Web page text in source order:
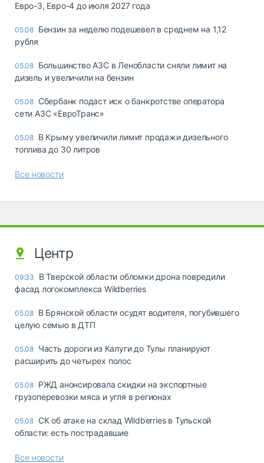
Евро-3, Евро-4 до июля 2027 года
05.08 Бензин за неделю подешевел в среднем на 1,12
рубля
05.08 Большинство АЗС в Ленобласти сняли лимит на
дизель и увеличили на бензин
05.08 Сбербанк подаст иск о банкротстве оператора
сети АЗС «ЕвроТранс»
05.08 В Крыму увеличили лимит продажи дизельного
топлива до 30 литров
Все новости
Центр
09:33
В Тверской области обломки дрона повредили
фасад логокомплекса Wildberries
05.08 В Брянской области осудят водителя, погубившего
целую семью в ДТП
05.08 Часть дороги из Калуги до Тулы планируют
расширить до четырех полос
05.08 РЖД анонсировала скидки на экспортные
грузоперевозки мяса и угля в регионах
05.08 СК об атаке на склад Wildberries в Тульской
области: есть пострадавшие
Все новости